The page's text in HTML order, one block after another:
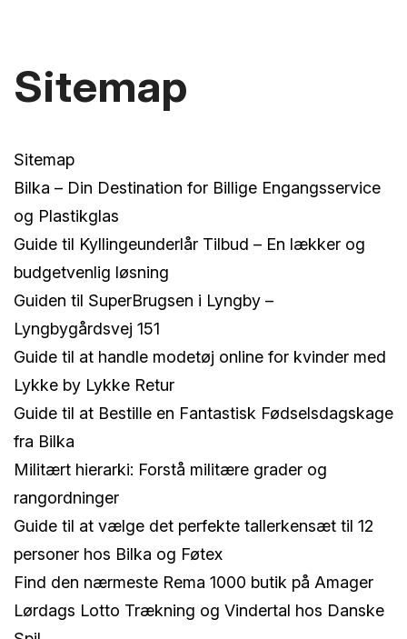
Sitemap
Sitemap
Bilka – Din Destination for Billige Engangsservice
og Plastikglas
Guide til Kyllingeunderlår Tilbud – En lækker og
budgetvenlig løsning
Guiden til SuperBrugsen i Lyngby –
Lyngbygårdsvej 151
Guide til at handle modetøj online for kvinder med
Lykke by Lykke Retur
Guide til at Bestille en Fantastisk Fødselsdagskage
fra Bilka
Militært hierarki: Forstå militære grader og
rangordninger
Guide til at vælge det perfekte tallerkensæt til 12
personer hos Bilka og Føtex
Find den nærmeste Rema 1000 butik på Amager
Lørdags Lotto Trækning og Vindertal hos Danske